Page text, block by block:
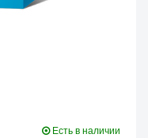
Есть в наличии